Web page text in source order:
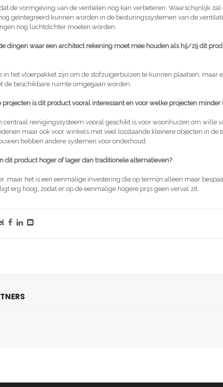
de vormgeving van de ventielen nog kan verbeteren. Waarschijnlijk
geïntegreerd kunnen worden in de besturingssystemen van de
nog luchtdichter moeten worden.
dingen waar een architect rekening moet mee houden als hij/zij dit
in het vloerpakket zijn om de stofzuigerbuizen te kunnen plaatsen, maar
de beschikbare ruimte omgegaan worden.
projecten is dit product vooral interessant en voor welke projecten minder
centraal reinigingssysteem vooral geschikt is voor woonhuizen om wille
maar ook voor winkels met veel losstaande kleinere objecten in de
hebben andere systemen voor onderhoud.
dit product hoger of lager dan traditionele alternatieven?
maar het is een eenmalige investering die op termijn alleen maar
erg hoog, zodat er op de eenmalige hogere prijs geen verval zit.